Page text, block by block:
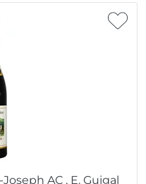
AC , E. Guigal